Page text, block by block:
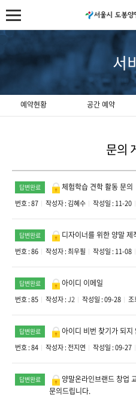
서
예약현황 공간 예약
문의
답변완료 체험학습 견학 활동 문의
번호 : 87 작성자 : 김혜수 작성일 : 11-20
답변완료 디자이너를 위한 양말
번호 : 86 작성자 :최우필 작성일 : 11-08
답변완료 아이디 이메일
번호 : 85 작성자 :J2 작성일 : 09-28 조
답변완료 아이디 비번 찾기가 되지
번호 : 84 작성자 :전지연 작성일 : 09-27
답변완료
양말온라인브랜드 창업
문의드립니다.